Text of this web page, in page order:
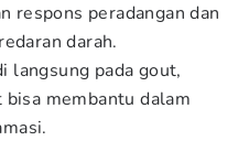
respons peradangan dan
darah.
langsung pada gout,
membantu dalam